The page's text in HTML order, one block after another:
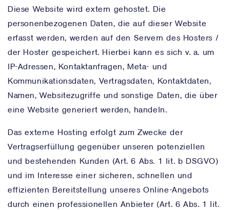
Diese Website wird extern gehostet. Die
personenbezogenen Daten, die auf dieser Website
erfasst werden, werden auf den Servern des Hosters /
der Hoster gespeichert. Hierbei kann es sich v. a. um
IP-Adressen, Kontaktanfragen, Meta- und
Kommunikationsdaten, Vertragsdaten, Kontaktdaten,
Namen, Websitezugriffe und sonstige Daten, die über
eine Website generiert werden, handeln.
Das externe Hosting erfolgt zum Zwecke der
Vertragserfüllung gegenüber unseren potenziellen
und bestehenden Kunden (Art. 6 Abs. 1 lit. b DSGVO)
und im Interesse einer sicheren, schnellen und
effizienten Bereitstellung unseres Online-Angebots
durch einen professionellen Anbieter (Art. 6 Abs. 1 lit.